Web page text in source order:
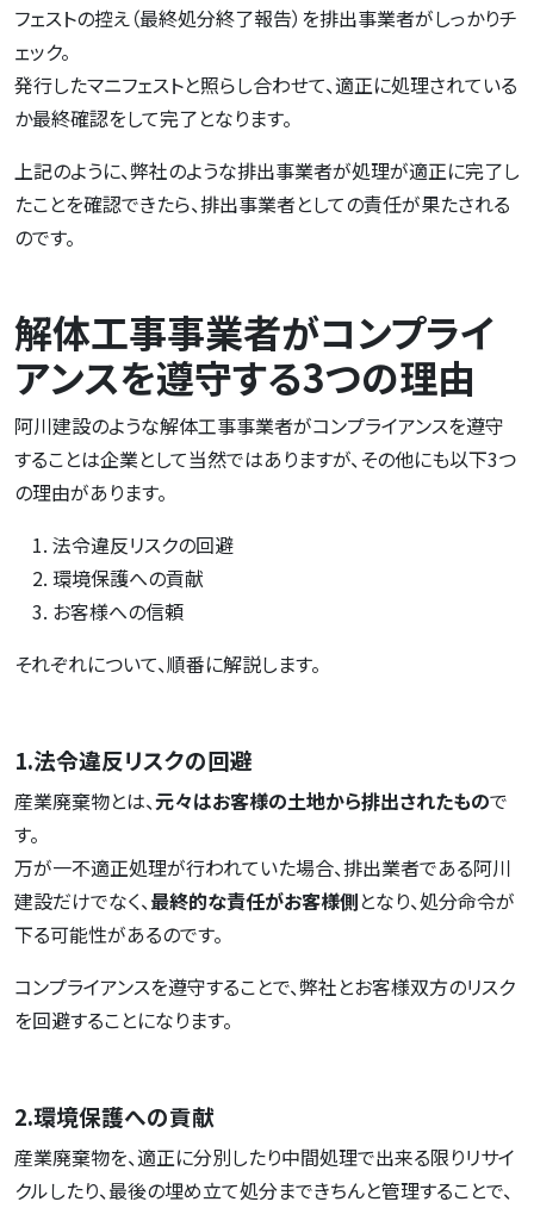
フェストの控え（最終処分終了報告）を排出事業者がしっかりチ
ェック。
発行したマニフェストと照らし合わせて、適正に処理されている
か最終確認をして完了となります。
上記のように、弊社のような排出事業者が処理が適正に完了し
たことを確認できたら、排出事業者としての責任が果たされる
のです。
解体工事事業者がコンプライ
アンスを遵守する3つの理由
阿川建設のような解体工事事業者がコンプライアンスを遵守
することは企業として当然ではありますが、その他にも以下3つ
の理由があります。
法令違反リスクの回避
環境保護への貢献
お客様への信頼
それぞれについて、順番に解説します。
1.法令違反リスクの回避
産業廃棄物とは、元々はお客様の土地から排出されたもので
す。
万が一不適正処理が行われていた場合、排出業者である阿川
建設だけでなく、最終的な責任がお客様側となり、処分命令が
下る可能性があるのです。
コンプライアンスを遵守することで、弊社とお客様双方のリスク
を回避することになります。
2.環境保護への貢献
産業廃棄物を、適正に分別したり中間処理で出来る限りリサイ
クルしたり、最後の埋め立て処分まできちんと管理することで、